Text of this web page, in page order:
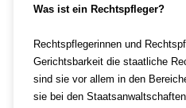
Was ist ein Rechtspfleger?
Rechtspflegerinnen und
Gerichtsbarkeit die staatliche
sind sie vor allem in den
sie bei den